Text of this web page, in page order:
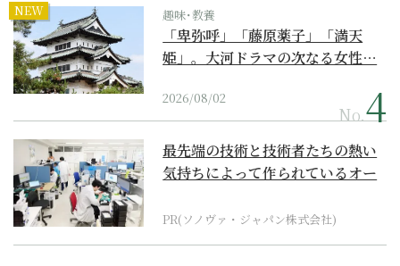
NEW 趣味･教養
「卑弥呼」「藤原薬子」「満天
姫」。大河ドラマの次なる女性…
2026/08/02
No.
最先端の技術と技術者たちの熱い
気持ちによって作られているオー
PR(ソノヴァ・ジャパン株式会社)